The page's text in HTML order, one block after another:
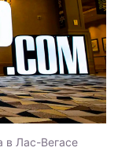
в Лас-Вегасе